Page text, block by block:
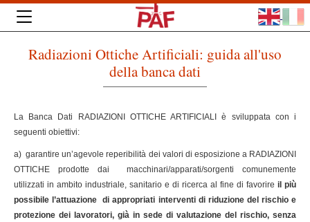
Radiazioni Ottiche Artificiali: guida all'uso
della banca dati
La Banca Dati RADIAZIONI OTTICHE ARTIFICIALI è sviluppata con i
seguenti obiettivi:
a) garantire un’agevole reperibilità dei valori di esposizione a RADIAZIONI
OTTICHE prodotte dai macchinari/apparati/sorgenti comunemente
utilizzati in ambito industriale, sanitario e di ricerca al fine di favorire il più
possibile l’attuazione di appropriati interventi di riduzione del rischio e
protezione dei lavoratori, già in sede di valutazione del rischio, senza